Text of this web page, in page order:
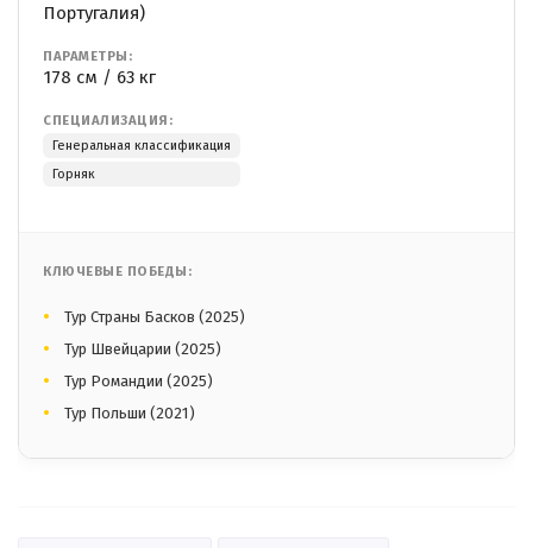
Португалия)
ПАРАМЕТРЫ:
178 см / 63 кг
СПЕЦИАЛИЗАЦИЯ:
Генеральная классификация
Горняк
КЛЮЧЕВЫЕ ПОБЕДЫ:
Тур Страны Басков (2025)
Тур Швейцарии (2025)
Тур Романдии (2025)
Тур Польши (2021)